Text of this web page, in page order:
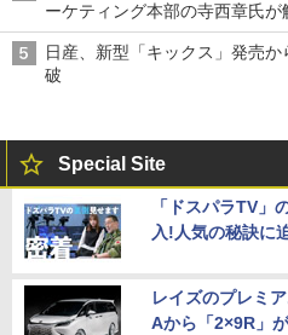
ーケティング本部の寺西章氏が
日産、新型「キックス」発売
破
Special Site
「ドスパラTV」
入!人気の秘訣に
レイズのプレミ
Aから「2×9R」